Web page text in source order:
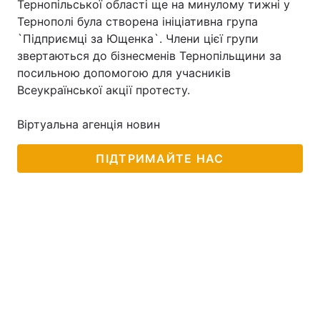
Тернопільської області ще на минулому тижні у
Тернополі була створена ініціативна група
`Підприємці за Ющенка`. Члени цієї групи
звертаються до бізнесменів Тернопільщини за
посильною допомогою для учасників
Всеукраїнської акції протесту.
Віртуальна агенція новин
ПІДТРИМАЙТЕ НАС